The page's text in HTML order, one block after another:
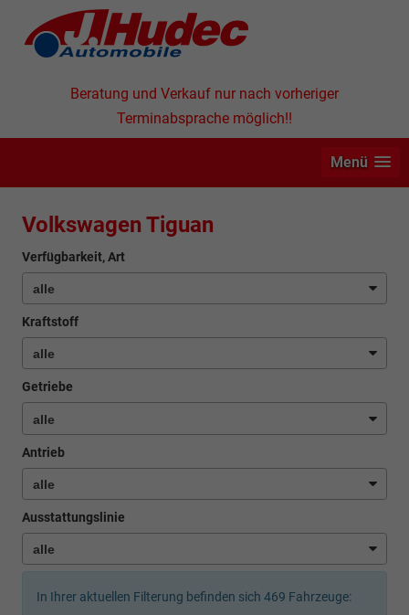
Beratung und Verkauf nur nach vorheriger
Terminabsprache möglich!!
Menü
Volkswagen Tiguan
Verfügbarkeit, Art
Kraftstoff
Getriebe
Antrieb
Ausstattungslinie
In Ihrer aktuellen Filterung befinden sich 469 Fahrzeuge: